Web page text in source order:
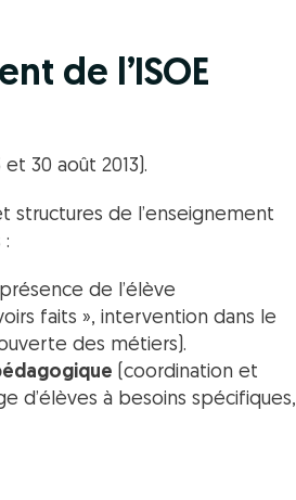
de l’ISOE
30 août 2013).
structures de l’enseignement
:
de l’élève
faits », intervention dans le
des métiers).
(coordination et
d’élèves à besoins spécifiques,